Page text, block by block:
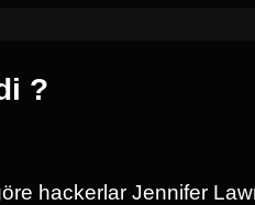
?
hackerlar Jennifer